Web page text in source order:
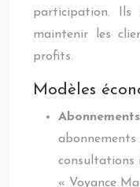
participation. Ils
maintenir les
profits.
Modèles
abonnements
consultations
« Voyance